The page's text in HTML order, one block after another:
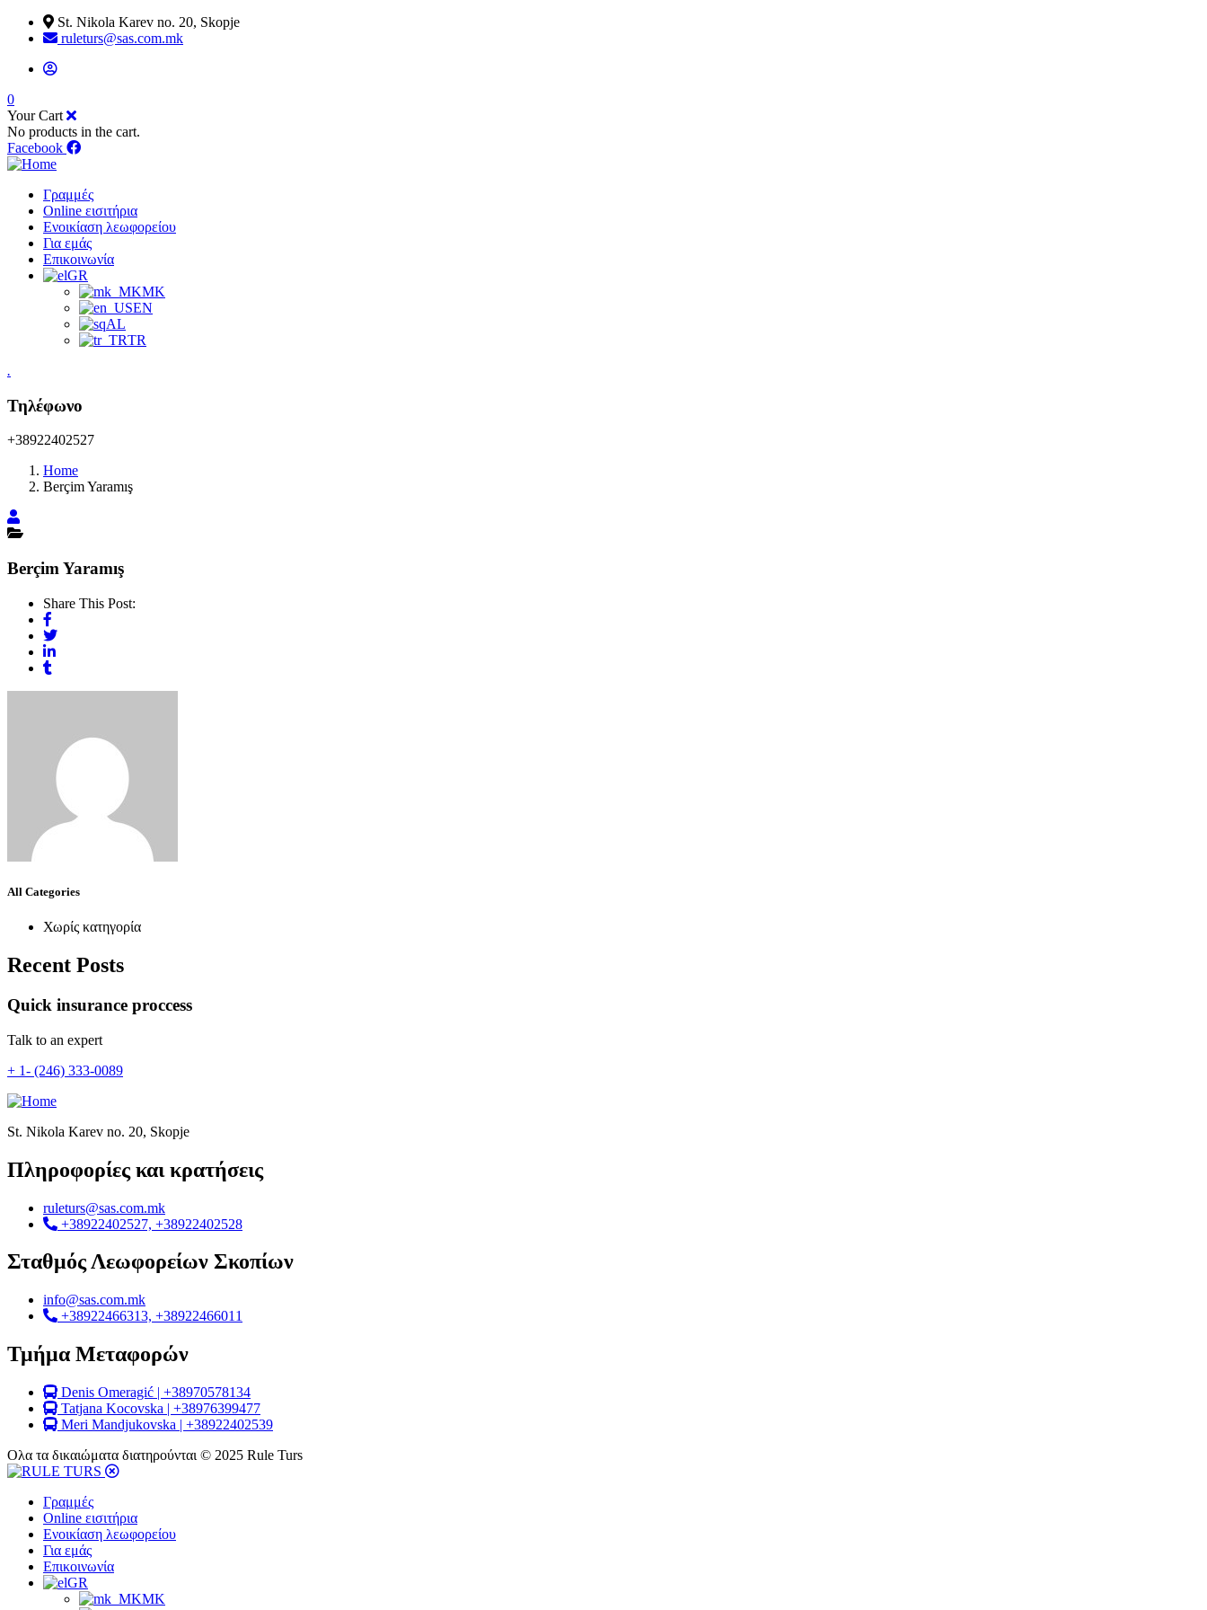
St. Nikola Karev no. 20, Skopje
ruleturs@sas.com.mk
0
Your Cart
No products in the cart.
Facebook
Γραμμές
Online εισιτήρια
Ενοικίαση λεωφορείου
Για εμάς
Επικοινωνία
GR
MK
EN
AL
TR
.
Τηλέφωνο
+38922402527
Home
Berçim Yaramış
Berçim Yaramış
Share This Post:
All Categories
Χωρίς κατηγορία
Recent Posts
Quick insurance proccess
Talk to an expert
+ 1- (246) 333-0089
St. Nikola Karev no. 20, Skopje
Πληροφορίες και κρατήσεις
ruleturs@sas.com.mk
+38922402527, +38922402528
Σταθμός Λεωφορείων Σκοπίων
info@sas.com.mk
+38922466313, +38922466011
Τμήμα Μεταφορών
Denis Omeragić | +38970578134
Tatjana Kocovska | +38976399477
Meri Mandjukovska | +38922402539
Ολα τα δικαιώματα διατηρούνται © 2025 Rule Turs
Γραμμές
Online εισιτήρια
Ενοικίαση λεωφορείου
Για εμάς
Επικοινωνία
GR
MK